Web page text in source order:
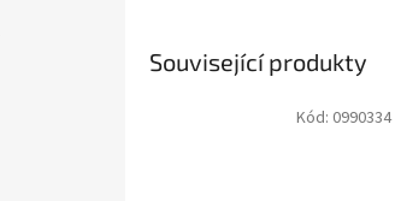
Související produkty
Kód: 0990334